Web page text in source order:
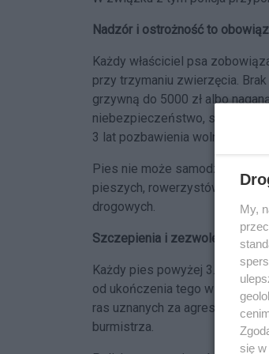
Nadzór i ostrożność to
Każdy właściciel psa
przy trzymaniu zwierzęcia.
grzywną do 5000 zł albo
niebezpieczeństwo, sprawa
3 lat pozbawienia wolności.
Pies nie może samodzielnie
pieszych, rowerzystów i
drogowych.
Szczepienia i zezwolenia
Każdy pies powyżej 3.
od ukończenia tego wieku.
ras uznanych za agresywne
burmistrza.
My,
się